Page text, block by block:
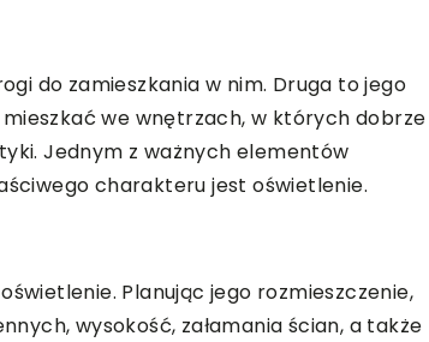
do zamieszkania w nim. Druga to jego
mieszkać we wnętrzach, w których dobrze
Jednym z ważnych elementów
charakteru jest oświetlenie.
Planując jego rozmieszczenie,
wysokość, załamania ścian, a także